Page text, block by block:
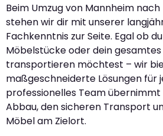
Beim Umzug von Mannheim
stehen wir dir mit unserer
Fachkenntnis zur Seite. Egal ob
Möbelstücke oder dein gesamtes
transportieren möchtest – wir
maßgeschneiderte Lösungen für
professionelles Team
Abbau, den sicheren Transport
Möbel am Zielort.